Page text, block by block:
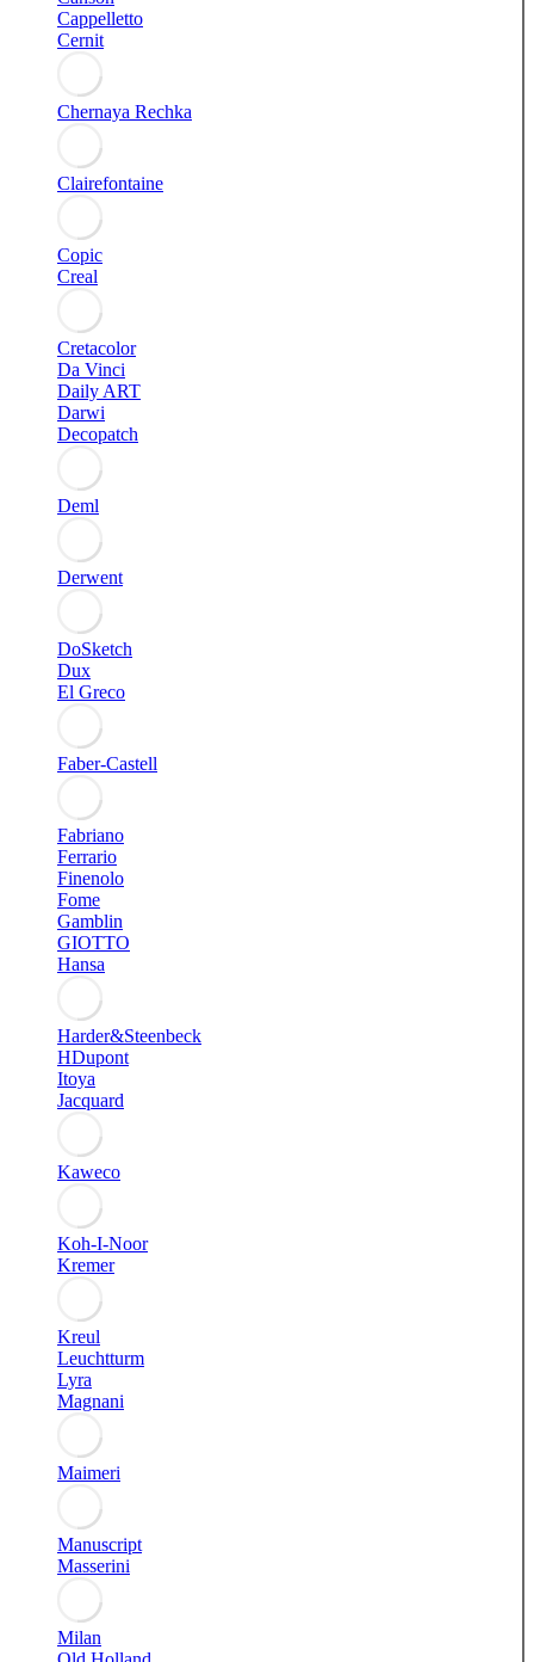
Cappelletto
Cernit
Chernaya Rechka
Clairefontaine
Copic
Creal
Cretacolor
Da Vinci
Daily ART
Darwi
Decopatch
Deml
Derwent
DoSketch
Dux
El Greco
Faber-Castell
Fabriano
Ferrario
Finenolo
Fome
Gamblin
GIOTTO
Hansa
Harder&Steenbeck
HDupont
Itoya
Jacquard
Kaweco
Koh-I-Noor
Kremer
Kreul
Leuchtturm
Lyra
Magnani
Maimeri
Manuscript
Masserini
Milan